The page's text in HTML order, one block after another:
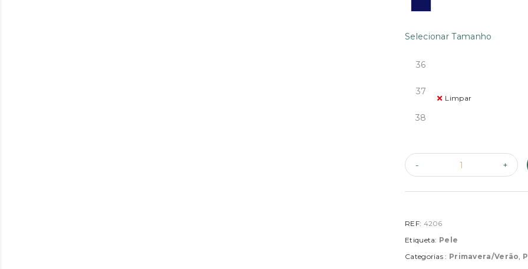
Selecionar Tamanho
36
37
38
Limpar
REF: 4206
Etiqueta: Pele
Categorias : Primavera/Verão,